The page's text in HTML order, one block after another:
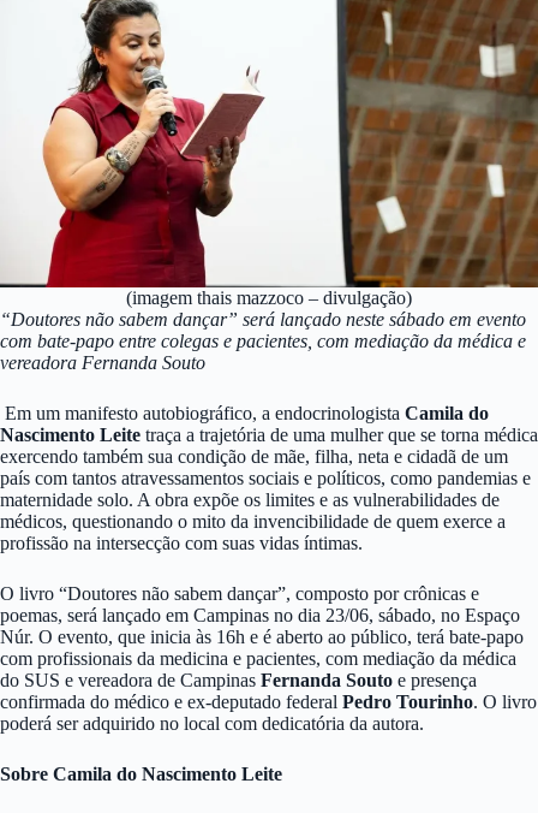
(imagem thais mazzoco – divulgação)
“Doutores não sabem dançar” será lançado neste sábado em evento
com bate-papo entre colegas e pacientes, com mediação da médica e
vereadora Fernanda Souto
Em um manifesto autobiográfico, a endocrinologista Camila do
Nascimento Leite traça a trajetória de uma mulher que se torna médica
exercendo também sua condição de mãe, filha, neta e cidadã de um
país com tantos atravessamentos sociais e políticos, como pandemias e
maternidade solo. A obra expõe os limites e as vulnerabilidades de
médicos, questionando o mito da invencibilidade de quem exerce a
profissão na intersecção com suas vidas íntimas.
O livro “Doutores não sabem dançar”, composto por crônicas e
poemas, será lançado em Campinas no dia 23/06, sábado, no Espaço
Núr. O evento, que inicia às 16h e é aberto ao público, terá bate-papo
com profissionais da medicina e pacientes, com mediação da médica
do SUS e vereadora de Campinas Fernanda Souto e presença
confirmada do médico e ex-deputado federal Pedro Tourinho. O livro
poderá ser adquirido no local com dedicatória da autora.
Sobre Camila do Nascimento Leite